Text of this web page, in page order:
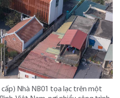
cấp) Nhà NB01 tọa lạc trên một